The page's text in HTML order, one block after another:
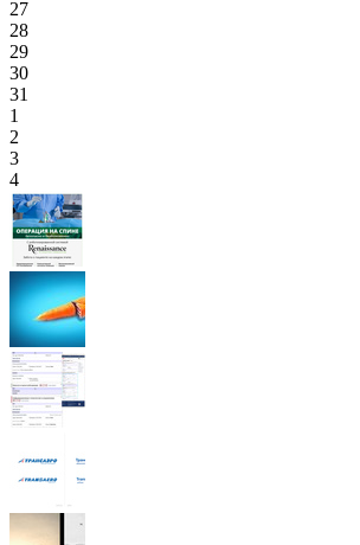
27
28
29
30
31
1
2
3
4